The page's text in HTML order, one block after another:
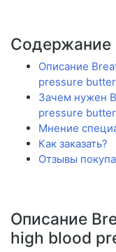
Содержание
Описание
pressure
Зачем нужен
pressure
Мнение
Как заказать?
Отзывы
Описание
high blood